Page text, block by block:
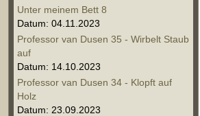
Unter meinem Bett 8
Datum: 04.11.2023
Professor van Dusen 35 - Wirbelt Staub
auf
Datum: 14.10.2023
Professor van Dusen 34 - Klopft auf
Holz
Datum: 23.09.2023